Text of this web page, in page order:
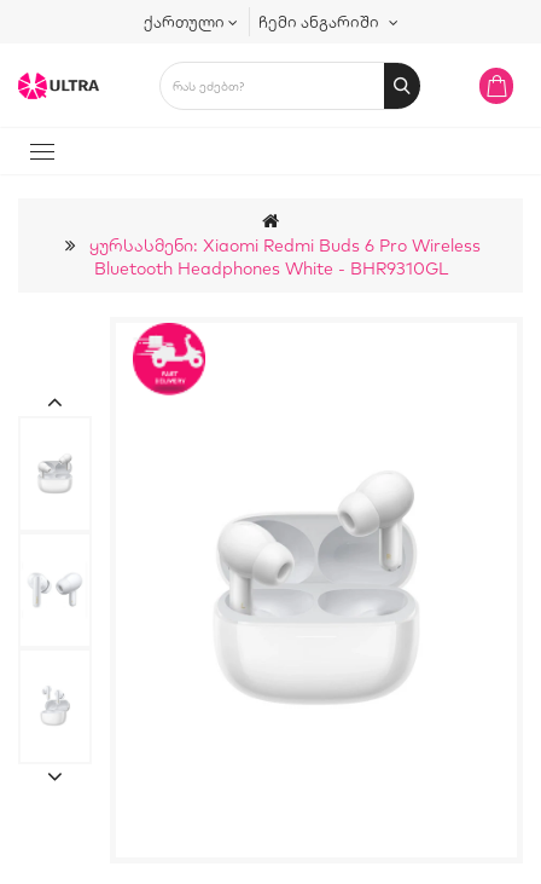
ქართული ჩემი ანგარიში
Ყურსასმენი: Xiaomi Redmi Buds 6 Pro Wireless
Bluetooth Headphones White - BHR9310GL